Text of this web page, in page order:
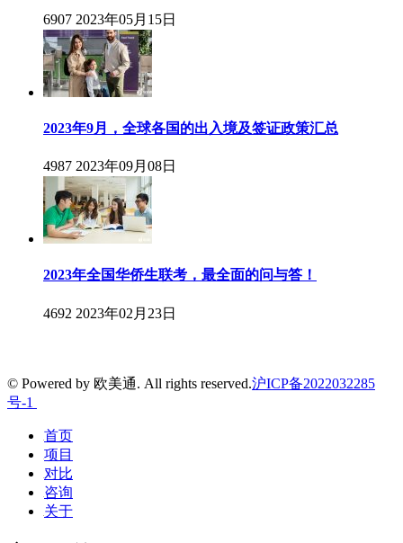
6907 2023年05月15日
2023年9月，全球各国的出入境及签证政策汇总
4987 2023年09月08日
2023年全国华侨生联考，最全面的问与答！
4692 2023年02月23日
© Powered by 欧美通. All rights reserved.沪ICP备2022032285
号-1
首页
项目
对比
咨询
关于